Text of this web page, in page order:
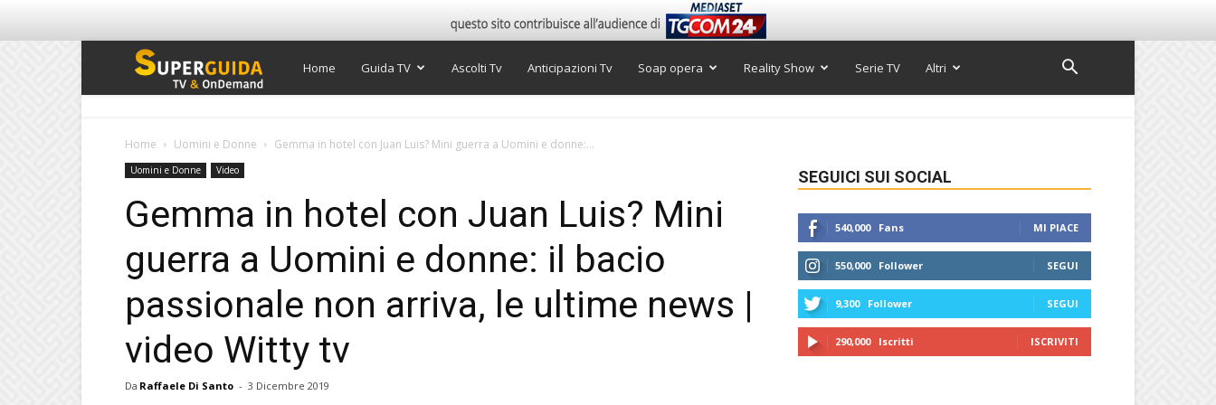
Super
Home Guida TV Ascolti Tv Anticipazioni Tv Soap opera Reality Show Serie TV Altri
Home Uomini e Donne Gemma in hotel con Juan Luis? Mini guerra a Uomini e donne:...
Uomini e Donne Video
Gemma in hotel con Juan Luis? Mini
guerra a Uomini e donne: il bacio
passionale non arriva, le ultime news |
video Witty tv
Da Raffaele Di Santo - 3 Dicembre 2019
SEGUICI SUI SOCIAL
540,000 Fans MI PIACE
550,000 Follower SEGUI
9,300 Follower SEGUI
290,000 Iscritti ISCRIVITI